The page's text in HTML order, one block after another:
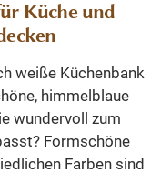
Küche und
weiße Küchenbank
himmelblaue
wundervoll zum
Formschöne
Farben sind